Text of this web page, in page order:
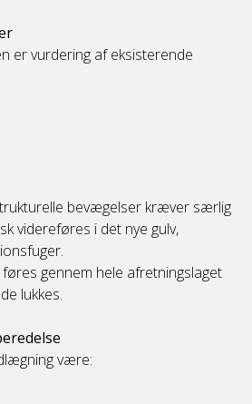
er vurdering af eksisterende
bevægelser kræver særlig
videreføres i det nye gulv,
gennem hele afretningslaget
lukkes.
være: